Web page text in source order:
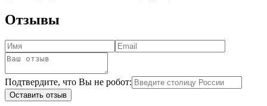
Отзывы
Подтвердите, что Вы не робот:
Оставить отзыв